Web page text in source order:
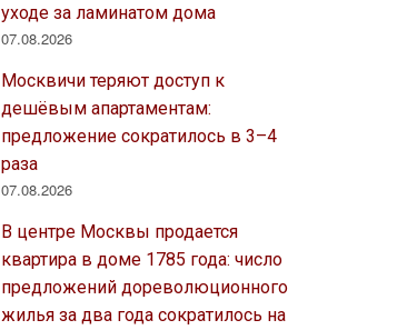
уходе за ламинатом дома
07.08.2026
Москвичи теряют доступ к
дешёвым апартаментам:
предложение сократилось в 3–4
раза
07.08.2026
В центре Москвы продается
квартира в доме 1785 года: число
предложений дореволюционного
жилья за два года сократилось на